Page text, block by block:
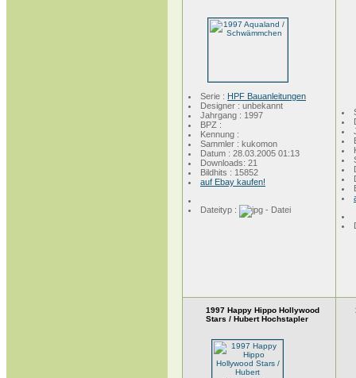
Serie : HPF Bauanleitungen
Designer : unbekannt
Jahrgang : 1997
BPZ :
Kennung :
Sammler : kukomon
Datum : 28.03.2005 01:13
Downloads: 21
Bildhits : 15852
auf Ebay kaufen!
Dateityp :
1997 Happy Hippo Hollywood
Stars / Hubert Hochstapler